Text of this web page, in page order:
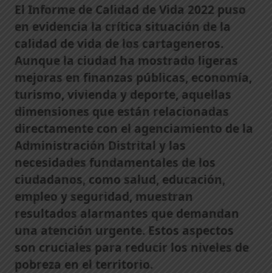
El Informe de Calidad de Vida 2022 puso
en evidencia la crítica situación de la
calidad de vida de los cartageneros.
Aunque la ciudad ha mostrado ligeras
mejoras en finanzas públicas, economía,
turismo, vivienda y deporte, aquellas
dimensiones que están relacionadas
directamente con el agenciamiento de la
Administración Distrital y las
necesidades fundamentales de los
ciudadanos, como salud, educación,
empleo y seguridad, muestran
resultados alarmantes que demandan
una atención urgente. Estos aspectos
son cruciales para reducir los niveles de
pobreza en el territorio.